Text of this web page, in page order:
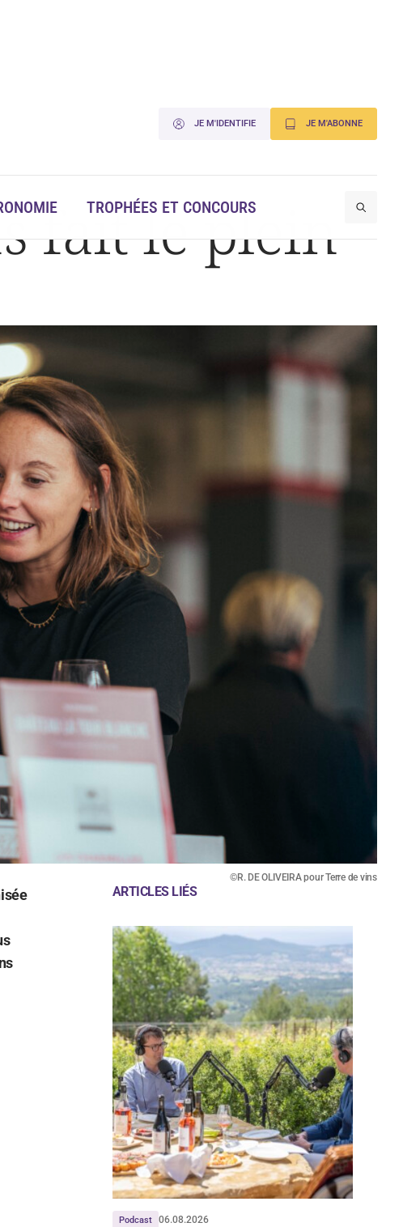
JE M'IDENTIFIE JE M'ABONNE
TROPHÉES ET CONCOURS
fait le plein
©R. DE OLIVEIRA pour Terre de vins
ARTICLES LIÉS
Podcast 06.08.2026